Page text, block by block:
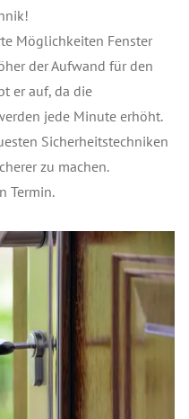
Möglichkeiten Fenster
der Aufwand für den
er auf, da die
jede Minute erhöht.
Sicherheitstechniken
zu machen.
Termin.